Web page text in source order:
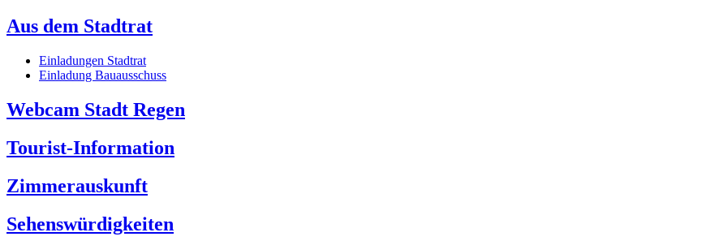
Aus dem Stadtrat
Einladungen Stadtrat
Einladung Bauausschuss
Webcam Stadt Regen
Tourist-Information
Zimmerauskunft
Sehenswürdigkeiten